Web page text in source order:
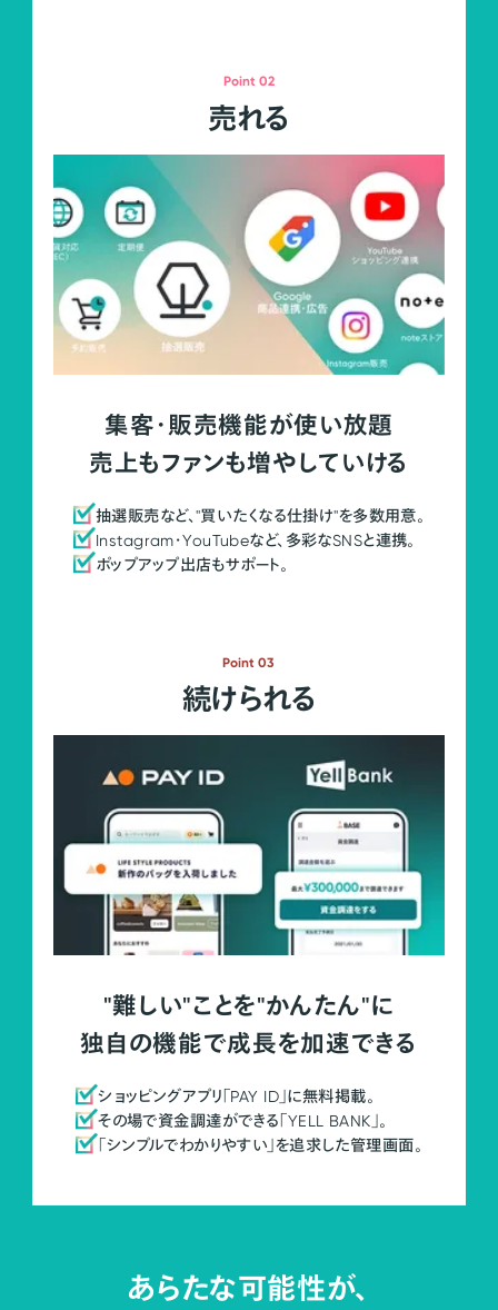
Point 02
売れる
集客・販売機能が使い放題
売上もファンも増やしていける
抽選販売など、"買いたくなる仕掛け"を多数用意。
Instagram・YouTubeなど、多彩なSNSと連携。
ポップアップ出店もサポート。
Point 03
続けられる
"難しい"ことを"かんたん"に
独自の機能で成長を加速できる
ショッピングアプリ「PAY ID」に無料掲載。
その場で資金調達ができる「YELL BANK」。
「シンプルでわかりやすい」を追求した管理画面。
あらたな可能性が、